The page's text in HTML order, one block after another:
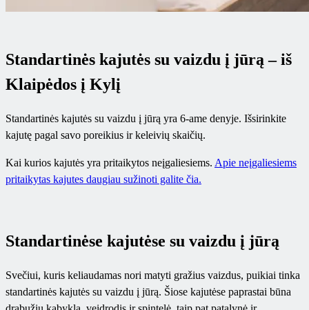
Standartinės kajutės su vaizdu į jūrą – iš
Klaipėdos į Kylį
Standartinės kajutės su vaizdu į jūrą yra 6-ame denyje. Išsirinkite
kajutę pagal savo poreikius ir keleivių skaičių.
Kai kurios kajutės yra pritaikytos neįgaliesiems. Apie neįgaliesiems
pritaikytas kajutes daugiau sužinoti galite čia.
Standartinėse kajutėse su vaizdu į jūrą
Svečiui, kuris keliaudamas nori matyti gražius vaizdus, puikiai tinka
standartinės kajutės su vaizdu į jūrą. Šiose kajutėse paprastai būna